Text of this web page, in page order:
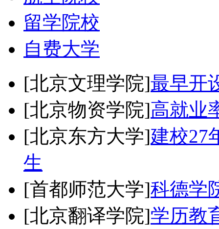
留学院校
自费大学
[北京文理学院]最早开
[北京物资学院]高就业
[北京东方大学]建校27
生
[首都师范大学]科德学
[北京翻译学院]学历教